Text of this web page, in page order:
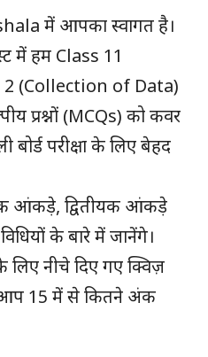
में आपका स्वागत है।
में हम Class 11
(Collection of Data)
प्रश्नों (MCQs) को कवर
परीक्षा के लिए बेहद
आंकड़े, द्वितीयक आंकड़े
के बारे में जानेंगे।
लिए नीचे दिए गए क्विज़
15 में से कितने अंक